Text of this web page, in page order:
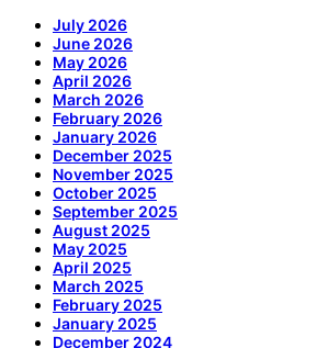
July 2026
June 2026
May 2026
April 2026
March 2026
February 2026
January 2026
December 2025
November 2025
October 2025
September 2025
August 2025
May 2025
April 2025
March 2025
February 2025
January 2025
December 2024